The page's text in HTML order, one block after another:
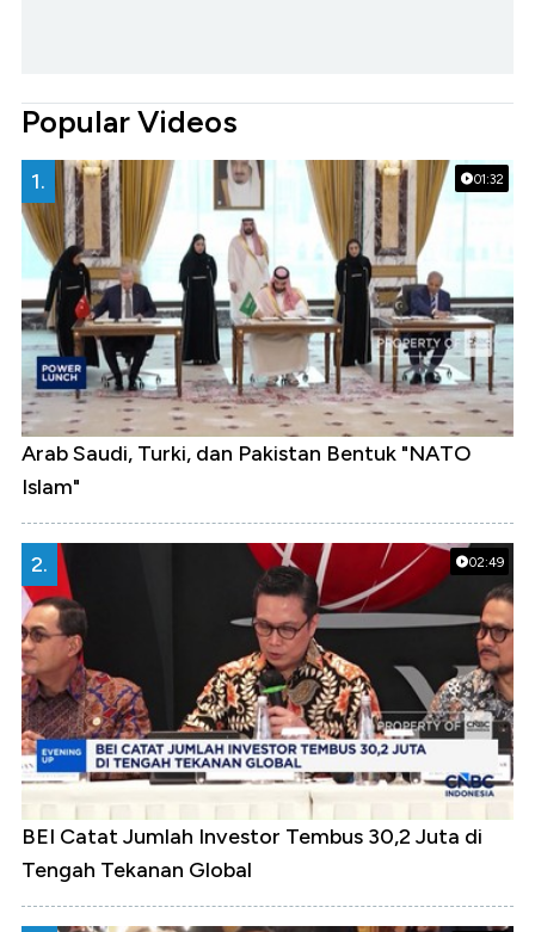
Popular Videos
01:32
1.
Arab Saudi, Turki, dan Pakistan Bentuk "NATO
Islam"
02:49
2.
BEI Catat Jumlah Investor Tembus 30,2 Juta di
Tengah Tekanan Global